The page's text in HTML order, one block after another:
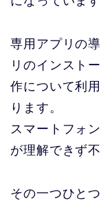
専用アプリの
リのインスト
作について利
ります。
スマートフォ
が理解できず
その一つひと